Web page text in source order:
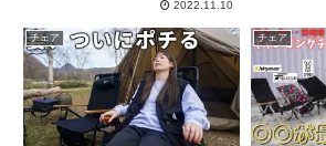
2022.11.10
チェア チェア